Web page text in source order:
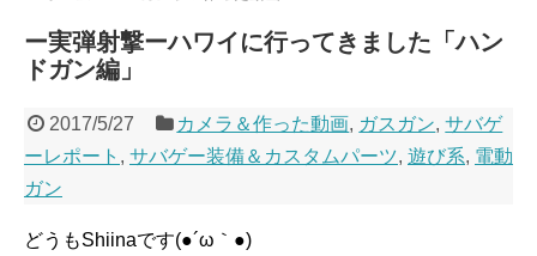
ー実弾射撃ーハワイに行ってきました「ハン
ドガン編」
2017/5/27 カメラ＆作った動画, ガスガン,サバゲ
ーレポート , サバゲー装備＆カスタムパーツ, 遊び系, 電動
ガン
どうもShiinaです(●´ω｀●)